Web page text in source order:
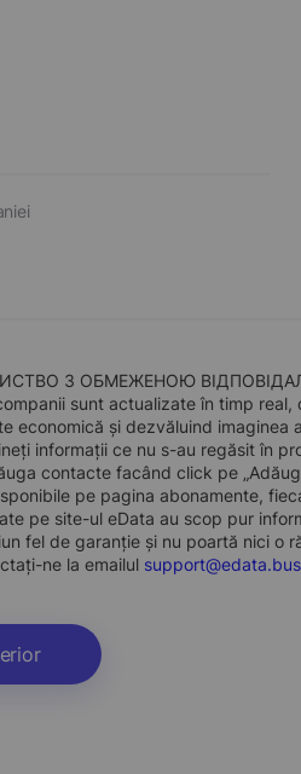
З ОБМЕЖЕНОЮ
sunt actualizate în timp
economică și dezvăluind
informații ce nu s-au regăsit în
contacte facând click pe
pe pagina abonamente,
pe site-ul eData au scop pur
fel de garanție și nu poartă nici
ne la emailul